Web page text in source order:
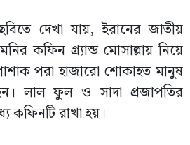
দেখা যায়, ইরানের জাতীয়
কফিন গ্র্যান্ড মোসাল্লায় নিয়ে
পরা হাজারো শোকাহত মানুষ
লাল ফুল ও সাদা প্রজাপতির
কফিনটি রাখা হয়।